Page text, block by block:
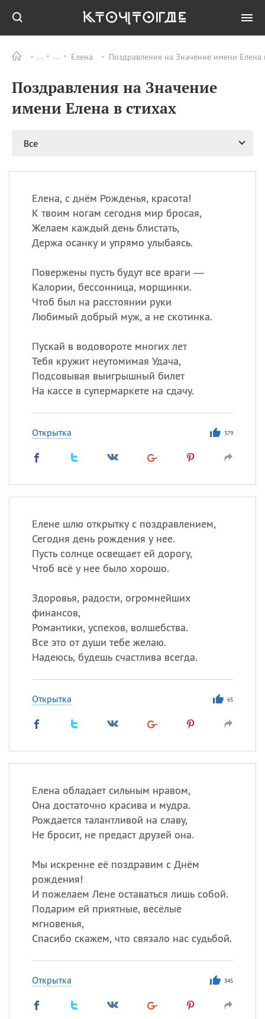
Елена Поздравления на Значение имени Елена
Поздравления на Значение
имени Елена в стихах
Все
Елена, с днём Рожденья, красота!
К твоим ногам сегодня мир бросая,
Желаем каждый день блистать,
Держа осанку и упрямо улыбаясь.
Повержены пусть будут все враги —
Калории, бессонница, морщинки.
Чтоб был на расстоянии руки
Любимый добрый муж, а не скотинка.
Пускай в водовороте многих лет
Тебя кружит неутомимая Удача,
Подсовывая выигрышный билет
На кассе в супермаркете на сдачу.
Открытка 379
Елене шлю открытку с поздравлением,
Сегодня день рождения у нее.
Пусть солнце освещает ей дорогу,
Чтоб всё у нее было хорошо.
Здоровья, радости, огромнейших
финансов,
Романтики, успехов, волшебства.
Все это от души тебе желаю.
Надеюсь, будешь счастлива всегда.
Открытка 65
Елена обладает сильным нравом,
Она достаточно красива и мудра.
Рождается талантливой на славу,
Не бросит, не предаст друзей она.
Мы искренне её поздравим с Днём
рождения!
И пожелаем Лене оставаться лишь собой.
Подарим ей приятные, весёлые
мгновенья,
Спасибо скажем, что связало нас судьбой.
Открытка 345
ПРАЗДНИКИ Все
09.08
День памяти
целителя Пантелеимона
Николая Чудотворца
11.08 День полета на
11.08 День Святой Клары —
покровительницы
телевидения
Сегодня празднуют именины
Герман ,Иван,Клим
Анфиса
Посмотреть значение